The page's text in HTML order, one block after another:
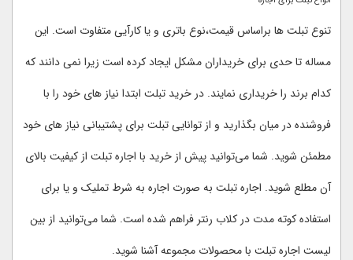
تنوع تبلت ها براساس قیمت،نوع باتری و یا کارآیی متفاوت است. این
مساله تا حدی برای خریداران مشکل ایجاد کرده است زیرا نمی دانند که
کدام برند را خریداری نمایند. در خرید تبلت ابتدا نیاز های خود را با
فروشنده در میان بگذارید و از توانایی تبلت برای پشتیبانی نیاز های خود
مطمئن شوید. شما می‌توانید پیش از خرید با اجاره تبلت از کیفیت بالای
آن مطلع شوید. اجاره تبلت به صورت اجاره به شرط تملیک و یا برای
استفاده کوته مدت در کلاب رنتر فراهم شده است. شما می‌‎توانید از بین
لیست اجاره تبلت با محصولات مجموعه آشنا شوید.